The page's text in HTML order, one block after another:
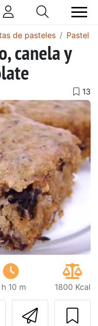
de pasteles Pastel
canela y
h 10 m 1800 Kcal
Imprimir
al autor